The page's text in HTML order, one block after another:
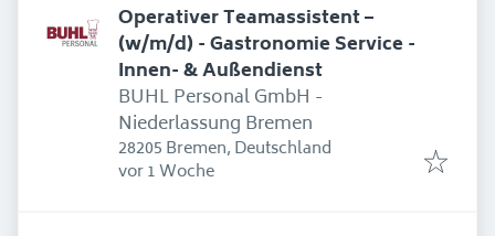
Operativer Teamassistent –
(w/m/d) - Gastronomie Service -
Innen- & Außendienst
BUHL Personal GmbH -
Niederlassung Bremen
28205 Bremen, Deutschland
Erschienen:
vor 1 Woche